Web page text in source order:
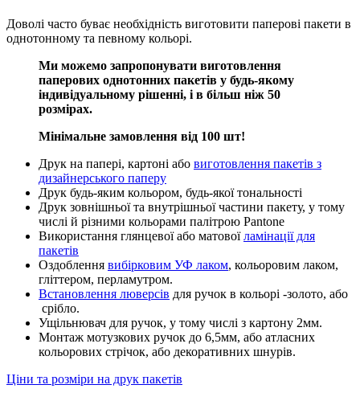
Доволі часто буває необхідність виготовити паперові пакети в
однотонному та певному кольорі.
Ми можемо запропонувати виготовлення
паперових однотонних пакетів у будь-якому
індивідуальному рішенні, і в більш ніж 50
розмірах.
Мінімальне замовлення від 100 шт!
Друк на папері, картоні або виготовлення пакетів з
дизайнерського паперу
Друк будь-яким кольором, будь-якої тональності
Друк зовнішньої та внутрішньої частини пакету, у тому
числі й різними кольорами палітрою Pantone
Використання глянцевої або матовоїламінації для
пакетів
Оздоблення вибірковим УФ лаком, кольоровим лаком,
гліттером, перламутром.
Встановлення люверсів для ручок в кольорі -золото, або
срібло.
Ущільнювач для ручок, у тому числі з картону 2мм.
Монтаж мотузкових ручок до 6,5мм, або атласних
кольорових стрічок, або декоративних шнурів.
Ціни та розміри на друк пакетів